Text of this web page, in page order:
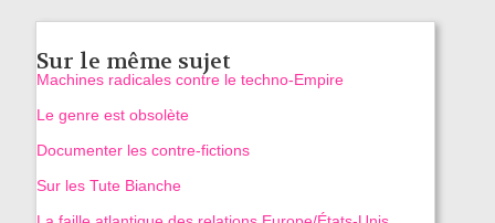
Sur le même sujet
Machines radicales contre le techno-Empire
Le genre est obsolète
Documenter les contre-fictions
Sur les Tute Bianche